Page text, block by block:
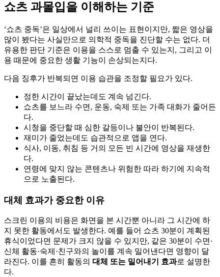
쇼츠 과몰입을 이해하는 기준
‘쇼츠 중독’은 일상에서 널리 쓰이는 표현이지만, 짧은 영상을
많이 봤다는 사실만으로 의학적 중독을 진단할 수는 없다. 더
유용한 판단 기준은 이용을 스스로 멈출 수 있는지, 그리고 이
용 때문에 중요한 생활 기능이 손상되는지다.
다음 징후가 반복되면 이용 습관을 조정할 필요가 있다.
정한 시간이 끝났는데도 계속 넘긴다.
쇼츠를 보느라 수면, 운동, 숙제 또는 가족 대화가 줄어든
다.
시청을 중단할 때 심한 갈등이나 불안이 반복된다.
재미가 줄었는데도 습관적으로 앱을 연다.
식사, 이동, 취침 등 거의 모든 빈 시간에 영상을 재생한
다.
연령에 맞지 않는 콘텐츠나 위험한 따라 하기에 지속적
으로 노출된다.
대체 효과가 중요한 이유
스크린 이용의 비용은 화면을 본 시간뿐 아니라 그 시간에 하
지 못한 활동에서도 발생한다. 예를 들어 쇼츠 30분이 계획된
휴식이었다면 문제가 크지 않을 수 있지만, 같은 30분이 수면·
신체 활동·숙제·친구와의 놀이를 계속 밀어낸다면 영향이 달
라진다. 이를 흔히 활동의 대체 또는 밀어내기 효과로 설명한
다.